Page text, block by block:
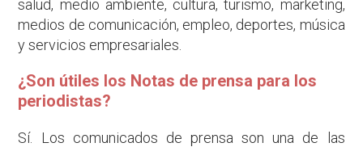
salud, medio ambiente, cultura, turismo, marketing,
medios de comunicación, empleo, deportes, música
y servicios empresariales.
¿Son útiles los Notas de prensa para los
periodistas?
Sí. Los comunicados de prensa son una de las